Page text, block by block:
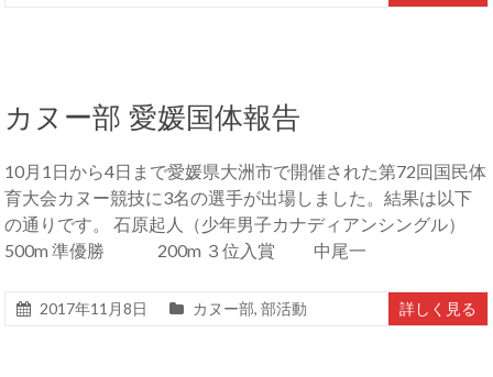
カヌー部 愛媛国体報告
10月1日から4日まで愛媛県大洲市で開催された第72回国民体
育大会カヌー競技に3名の選手が出場しました。結果は以下
の通りです。 石原起人（少年男子カナディアンシングル）
500m 準優勝 200m ３位入賞 中尾一
2017年11月8日 カヌー部,部活動 詳しく見る